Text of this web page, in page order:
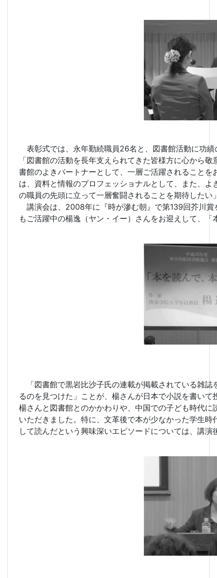
表彰式では、永年勤続職員26名と、図書館活動に功
「図書館の活動を長年支えられてきた皆様方に心から
書館のよきパートナーとして、一層ご活躍されること
は、資料と情報のプロフェッショナルとして、また、
の職員の先頭に立って一層奮闘されることを期待したい
講演会は、2008年に『時が滲む朝』で第139回芥川
もご活躍中の楊逸（ヤン・イー）さんをお迎えして、
「図書館で黒岩比沙子氏の連載が掲載されている雑
るのを見つけた」ことが、楊さんが日本で小説を書い
楊さんと図書館とのかかわりや、中国での子ども時代
いただきました。特に、文革後で本が少なかった学生
して読んだという興味深いエピソードについては、講